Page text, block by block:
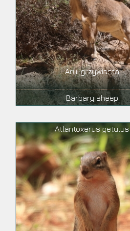
Arui grzywiasta
Barbary sheep
Atlantoxerus getulus